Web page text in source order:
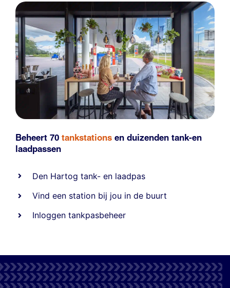
Beheert 70 tankstations en duizenden tank-en
laadpassen
Den Hartog tank- en laadpas
Vind een station bij jou in de buurt
Inloggen tankpasbeheer